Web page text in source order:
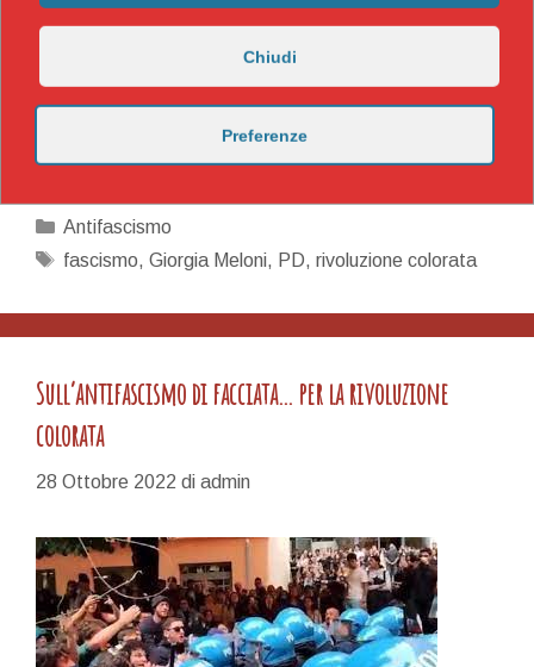
modelli economico-sociali e di gestione della società
l’unipolarismo atantista da una parte e i paesi
emergenti verso un’economia-mondo multipolare.
Leggi tutto
Categorie
Antifascismo
Tag
fascismo, Giorgia Meloni, PD, rivoluzione colorata
Sull’antifascismo di facciata… per la rivoluzione
colorata
28 Ottobre 2022 di admin
Chiudi
Preferenze